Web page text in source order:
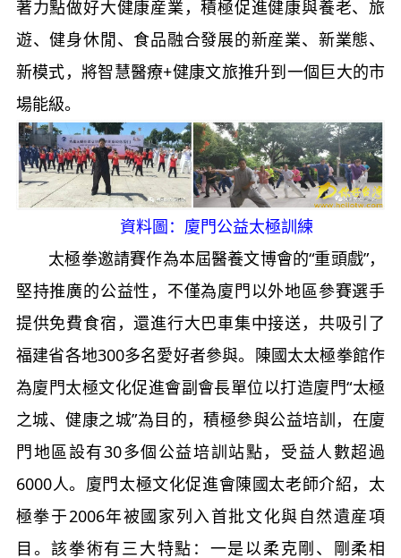
著力點做好大健康産業，積極促進健康與養老、旅
遊、健身休閒、食品融合發展的新産業、新業態、
新模式，將智慧醫療+健康文旅推升到一個巨大的市
場能級。
資料圖：廈門公益太極訓練
太極拳邀請賽作為本屆醫養文博會的“重頭戲”，
堅持推廣的公益性，不僅為廈門以外地區參賽選手
提供免費食宿，還進行大巴車集中接送，共吸引了
福建省各地300多名愛好者參與。陳國太太極拳館作
為廈門太極文化促進會副會長單位以打造廈門“太極
之城、健康之城”為目的，積極參與公益培訓，在廈
門地區設有30多個公益培訓站點，受益人數超過
6000人。廈門太極文化促進會陳國太老師介紹，太
極拳于2006年被國家列入首批文化與自然遺産項
目。該拳術有三大特點：一是以柔克剛、剛柔相